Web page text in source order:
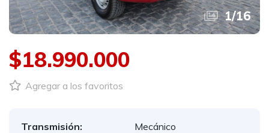
1/16
$18.990.000
Agregar a los favoritos
Transmisión:
Mecánico